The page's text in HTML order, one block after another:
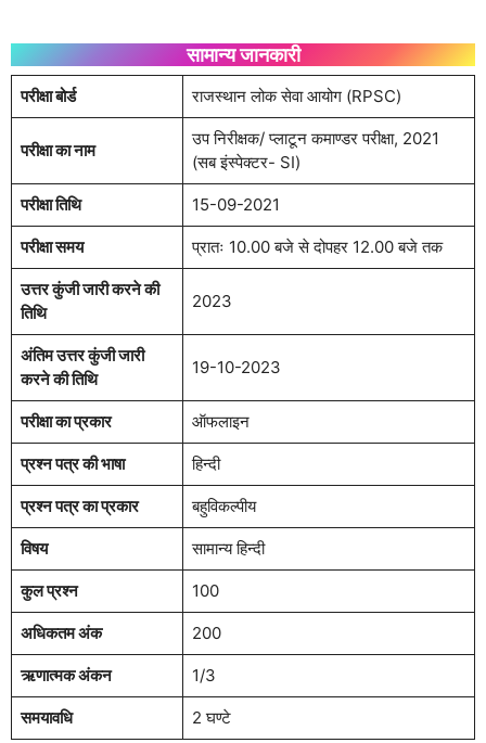
सामान्य जानकारी
परीक्षा बोर्ड राजस्थान लोक सेवा आयोग (RPSC)
परीक्षा का नाम
उप निरीक्षक/ प्लाटून कमाण्डर परीक्षा, 2021
(सब इंस्पेक्टर- SI)
परीक्षा तिथि 15-09-2021
परीक्षा समय प्रातः 10.00 बजे से दोपहर 12.00 बजे तक
उत्तर कुंजी जारी करने की
तिथि
2023
अंतिम उत्तर कुंजी जारी
करने की तिथि
19-10-2023
परीक्षा का प्रकार ऑफलाइन
प्रश्न पत्र की भाषा हिन्दी
प्रश्न पत्र का प्रकार बहुविकल्पीय
विषय सामान्य हिन्दी
कुल प्रश्न 100
अधिकतम अंक 200
ऋणात्मक अंकन 1/3
समयावधि 2 घण्टे